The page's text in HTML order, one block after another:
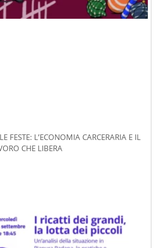
FESTE: L’ECONOMIA CARCERARIA E IL
CHE LIBERA